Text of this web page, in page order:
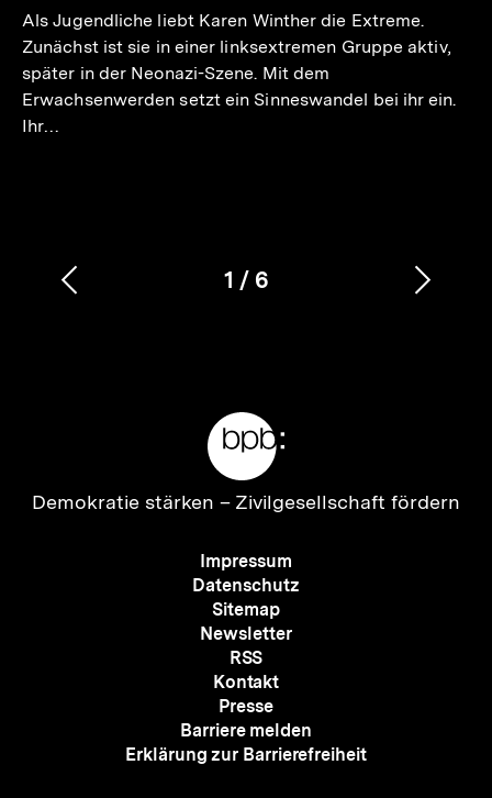
Als Jugendliche liebt Karen Winther die Extreme.
Zunächst ist sie in einer linksextremen Gruppe aktiv,
später in der Neonazi-Szene. Mit dem
Erwachsenwerden setzt ein Sinneswandel bei ihr ein.
Ihr…
Karussellinhalt
1
von
/ 6
Vorherigen
Zur
Demokratie stärken – Zivilgesellschaft fördern
Meta-
Navigation
Impressum
Datenschutz
Sitemap
Newsletter
RSS
Kontakt
Presse
Barriere melden
Erklärung zur Barrierefreiheit